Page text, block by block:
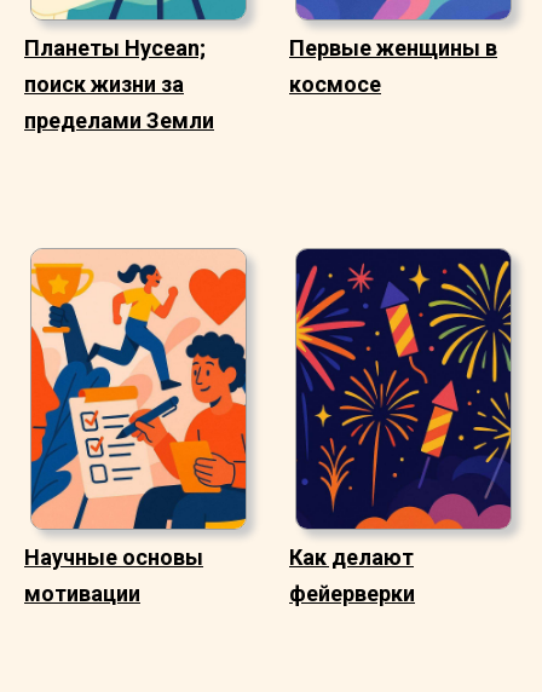
Планеты Hycean;
поиск жизни за
пределами Земли
Первые женщины в
космосе
Научные основы
мотивации
Как делают
фейерверки